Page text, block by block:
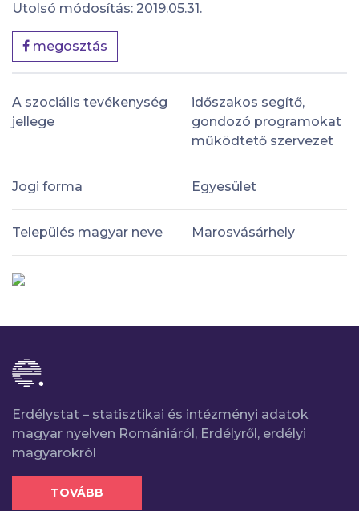
Utolsó módosítás: 2019.05.31.
megosztás
A szociális tevékenység
jellege
időszakos segítő,
gondozó programokat
működtető szervezet
Jogi forma Egyesület
Település magyar neve Marosvásárhely
Erdélystat – statisztikai és intézményi adatok
magyar nyelven Romániáról, Erdélyről, erdélyi
magyarokról
TOVÁBB